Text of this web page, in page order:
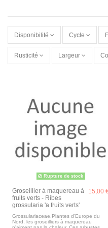
Disponibilité Cycle
Rusticité Largeur
Rupture de stock
Groseillier à maquereau à
fruits verts - Ribes
grossularia 'a fruits verts'
15,00
Grossulariaceae.Plantes d'Europe du
Nord, les groseilliers à maquereau